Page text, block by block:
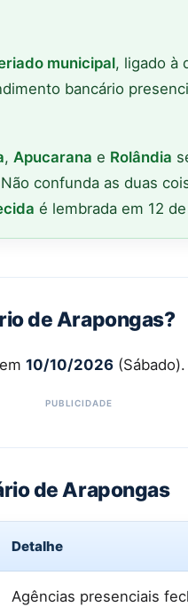
municipal, ligado à
bancário
, Apucarana e Rolândia
confunda as duas
é lembrada em 12
de Arapongas?
10/10/2026 (Sábado).
de Arapongas
Detalhe
Agências presenciais